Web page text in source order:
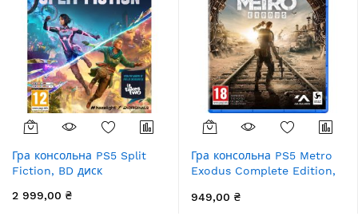
Гра консольна PS5 Split
Fiction, BD диск
2 999,00 ₴
Гра консольна PS5 Metro
Exodus Complete Edition,
949,00 ₴